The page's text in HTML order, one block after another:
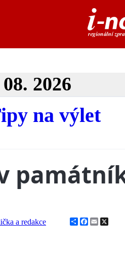
2026
na výlet
a redakce ShareFacebook
Email